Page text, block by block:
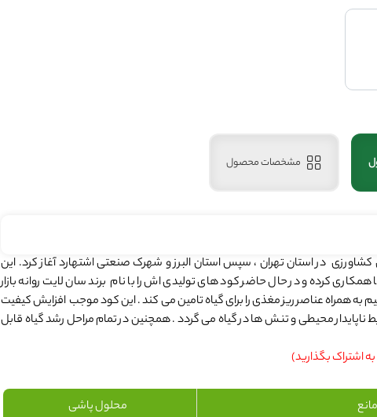
مشخصات محصول
تولید نهاده های کشاورزی در استان تهران ، سپس استان البرز و شهرک صنعتی اشتهارد آغاز کرد. این
همکاری کرده و در حال حاضر کود های تولیدی اش را با نام برند سان لایت روانه بازار
، فسفر و پتاسیم به همراه عناصر ریز مغذی را برای گیاه تامین می کند . این کود موجب افزایش کیفیت
ناپایدار محیطی و تنش ها در گياه می گردد . همچنین در تمام مراحل رشد گیاه قابل
اشتراک بگذارید)
محلول پاشی